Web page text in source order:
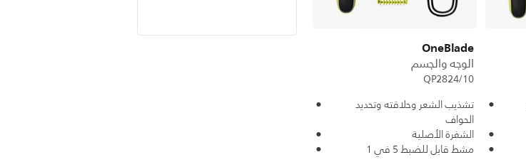
OneBlade
الوجه والجسم
QP2824/10
تشذيب الشعر وحلاقته وتحديد
الحواف
الشفرة الأصلية
مشط قابل للضبط 5 في 1